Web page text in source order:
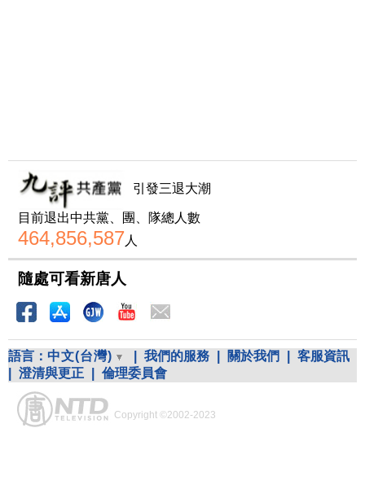
引發三退大潮
目前退出中共黨、團、隊總人數
464,856,587人
隨處可看新唐人
語言： 中文(台灣) 我們的服務 關於我們
客服資訊
澄清與更正 倫理委員會
Copyright ©2002-2023